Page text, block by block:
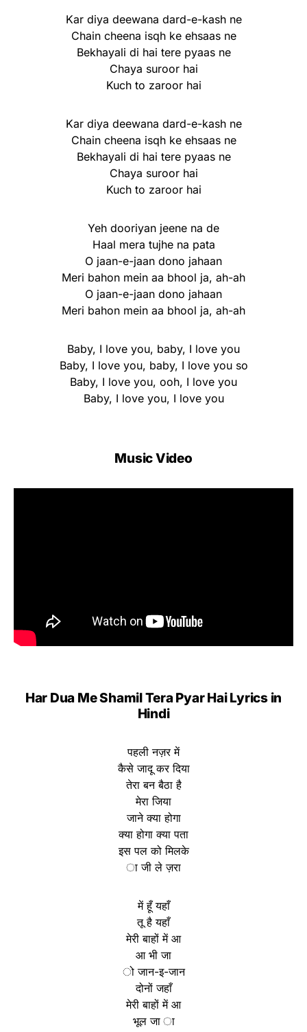
Kar diya deewana dard-e-kash ne
Chain cheena isqh ke ehsaas ne
Bekhayali di hai tere pyaas ne
Chaya suroor hai
Kuch to zaroor hai
Kar diya deewana dard-e-kash ne
Chain cheena isqh ke ehsaas ne
Bekhayali di hai tere pyaas ne
Chaya suroor hai
Kuch to zaroor hai
Yeh dooriyan jeene na de
Haal mera tujhe na pata
O jaan-e-jaan dono jahaan
Meri bahon mein aa bhool ja, ah-ah
O jaan-e-jaan dono jahaan
Meri bahon mein aa bhool ja, ah-ah
Baby, I love you, baby, I love you
Baby, I love you, baby, I love you so
Baby, I love you, ooh, I love you
Baby, I love you, I love you
Music Video
Har Dua Me Shamil Tera Pyar Hai Lyrics in
Hindi
पहली नज़र में
कैसे जादू कर दिया
तेरा बन बैठा है
मेरा जिया
जाने क्या होगा
क्या होगा क्या पता
इस पल को मिलके
ा जी ले ज़रा
में हूँ यहाँ
तू है यहाँ
मेरी बाहों में आ
आ भी जा
ो जान-इ-जान
दोनों जहाँ
मेरी बाहों में आ
भूल जा ा